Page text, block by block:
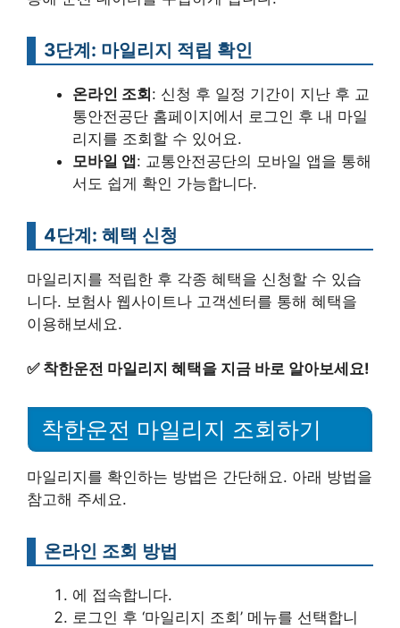
3단계: 마일리지 적립 확인
온라인 조회: 신청 후 일정 기간이 지난 후 교
통안전공단 홈페이지에서 로그인 후 내 마일
리지를 조회할 수 있어요.
모바일 앱: 교통안전공단의 모바일 앱을 통해
서도 쉽게 확인 가능합니다.
4단계: 혜택 신청
마일리지를 적립한 후 각종 혜택을 신청할 수 있습
니다. 보험사 웹사이트나 고객센터를 통해 혜택을
이용해보세요.
✅ 착한운전 마일리지 혜택을 지금 바로 알아보세요!
착한운전 마일리지 조회하기
마일리지를 확인하는 방법은 간단해요. 아래 방법을
참고해 주세요.
온라인 조회 방법
에 접속합니다.
로그인 후 ‘마일리지 조회’ 메뉴를 선택합니